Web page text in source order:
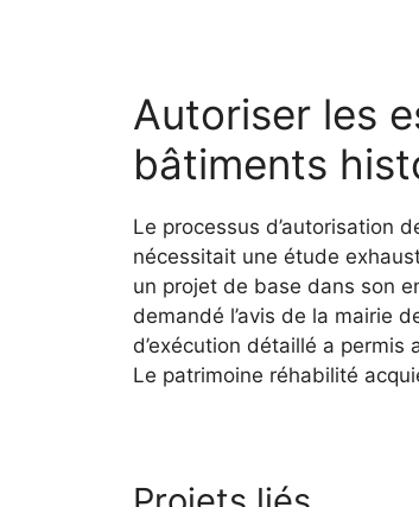
Autoriser les
bâtiments
Le processus d’autorisation
nécessitait une étude
un projet de base dans son
demandé l’avis de la mairie
d’exécution détaillé a
Le patrimoine réhabilité